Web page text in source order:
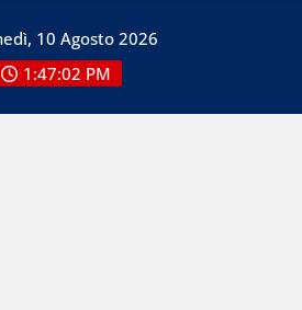
10 Agosto 2026
1:47:02 PM